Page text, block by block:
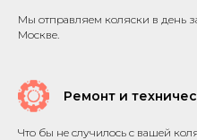
Мы отправляем коляски в день
Москве.
Ремонт и
Что бы не случилось с вашей